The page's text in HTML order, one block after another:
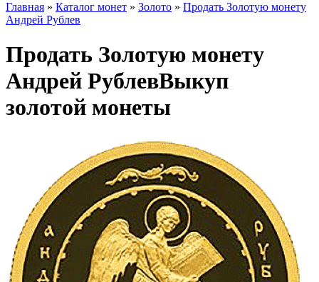
Главная » Каталог монет » Золото » Продать Золотую монету
Андрей Рублев
Продать Золотую монету
Андрей РублевВыкуп
золотой монеты